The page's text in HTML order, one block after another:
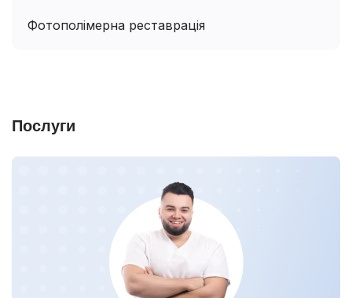
Фотополімерна реставрація
Послуги